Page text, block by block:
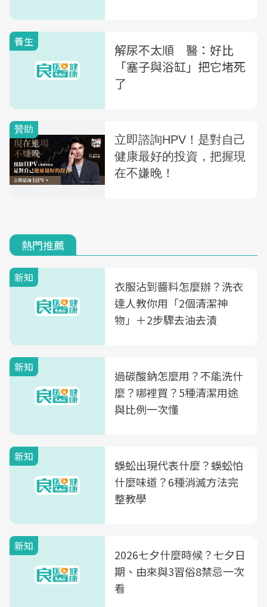
養生
解尿不太順 醫：好比
「塞子與浴缸」把它堵死
了
熱門推薦
新知
衣服沾到醬料怎麼辦？洗衣
達人教你用「2個清潔神
物」＋2步驟去油去漬
新知
過碳酸鈉怎麼用？不能洗什
麼？哪裡買？5種清潔用途
與比例一次懂
新知
蜈蚣出現代表什麼？蜈蚣怕
什麼味道？6種消滅方法完
整教學
新知
2026七夕什麼時候？七夕日
期、由來與3習俗8禁忌一次
看